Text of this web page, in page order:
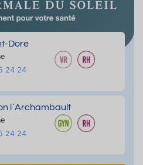
Dore
24 24
l`Archambault
24 24